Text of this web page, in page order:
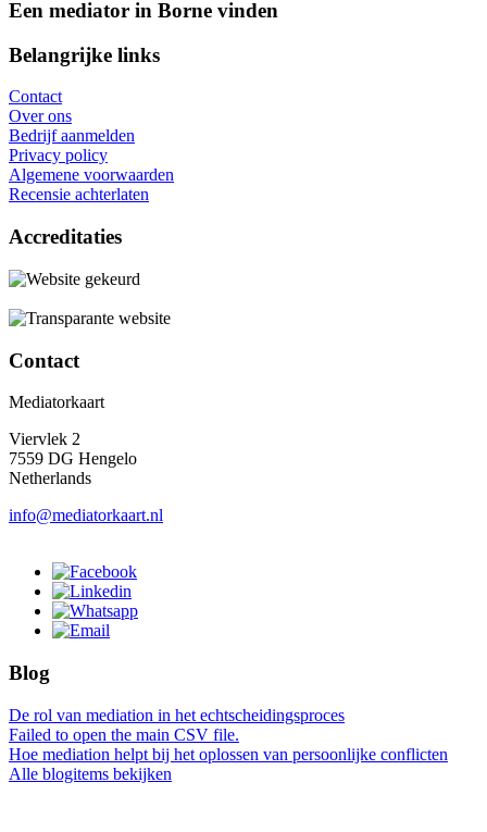
Een mediator in Borne vinden
Belangrijke links
Contact
Over ons
Bedrijf aanmelden
Privacy policy
Algemene voorwaarden
Recensie achterlaten
Accreditaties
Contact
Mediatorkaart
Viervlek 2
7559 DG Hengelo
Netherlands
info@mediatorkaart.nl
Blog
De rol van mediation in het echtscheidingsproces
Failed to open the main CSV file.
Hoe mediation helpt bij het oplossen van persoonlijke conflicten
Alle blogitems bekijken